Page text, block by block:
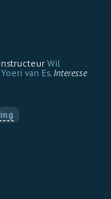
Wil
Yoeri van Es.Interesse